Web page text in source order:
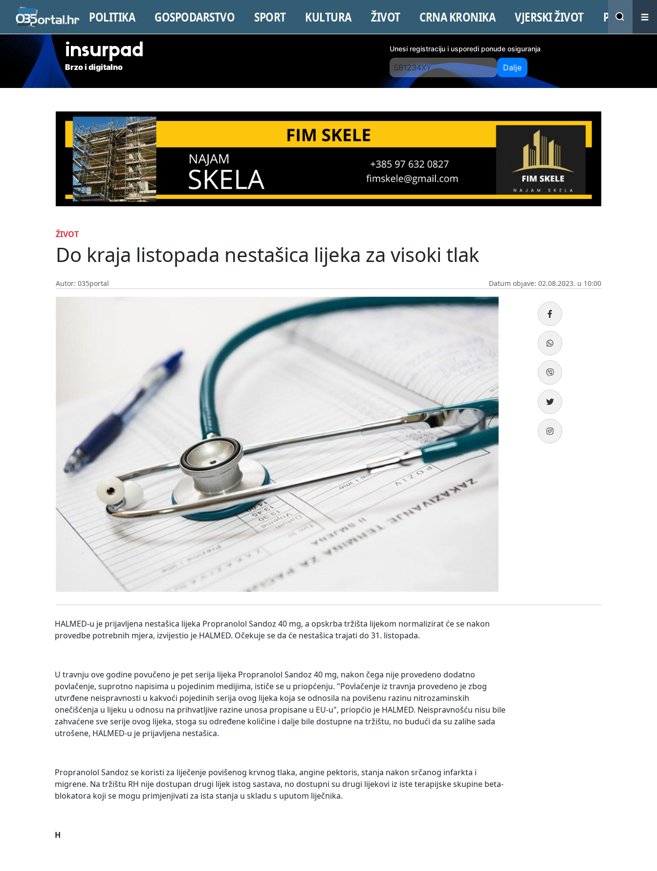
POLITIKA GOSPODARSTVO SPORT KULTURA ŽIVOT CRNA KRONIKA VJERSKI ŽIVOT PROMO
insurpad
Brzo i digitalno
Unesi registraciju i usporedi ponude osiguranja
Dalje
ŽIVOT
Do kraja listopada nestašica lijeka za visoki tlak
Autor: 035portal Datum objave: 02.08.2023. u 10:00
HALMED-u je prijavljena nestašica lijeka Propranolol Sandoz 40 mg, a opskrba tržišta lijekom normalizirat će se nakon
provedbe potrebnih mjera, izvijestio je HALMED. Očekuje se da će nestašica trajati do 31. listopada.
U travnju ove godine povučeno je pet serija lijeka Propranolol Sandoz 40 mg, nakon čega nije provedeno dodatno
povlačenje, suprotno napisima u pojedinim medijima, ističe se u priopćenju. "Povlačenje iz travnja provedeno je zbog
utvrđene neispravnosti u kakvoći pojedinih serija ovog lijeka koja se odnosila na povišenu razinu nitrozaminskih
onečišćenja u lijeku u odnosu na prihvatljive razine unosa propisane u EU-u", priopćio je HALMED. Neispravnošću nisu bile
zahvaćene sve serije ovog lijeka, stoga su određene količine i dalje bile dostupne na tržištu, no budući da su zalihe sada
utrošene, HALMED-u je prijavljena nestašica.
Propranolol Sandoz se koristi za liječenje povišenog krvnog tlaka, angine pektoris, stanja nakon srčanog infarkta i
migrene. Na tržištu RH nije dostupan drugi lijek istog sastava, no dostupni su drugi lijekovi iz iste terapijske skupine beta-
blokatora koji se mogu primjenjivati za ista stanja u skladu s uputom liječnika.
H